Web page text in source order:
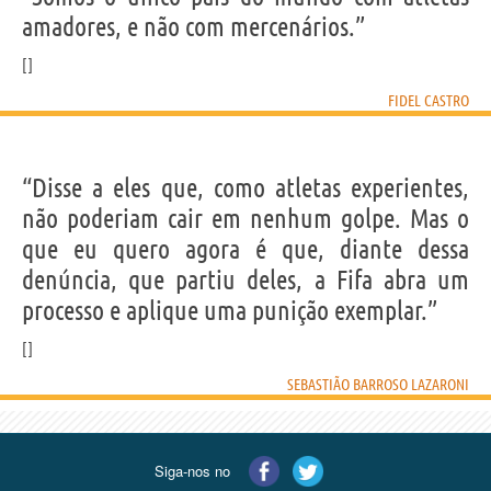
amadores, e não com mercenários.”
FIDEL CASTRO
“Disse a eles que, como atletas experientes,
não poderiam cair em nenhum golpe. Mas o
que eu quero agora é que, diante dessa
denúncia, que partiu deles, a Fifa abra um
processo e aplique uma punição exemplar.”
SEBASTIÃO BARROSO LAZARONI
Siga-nos no